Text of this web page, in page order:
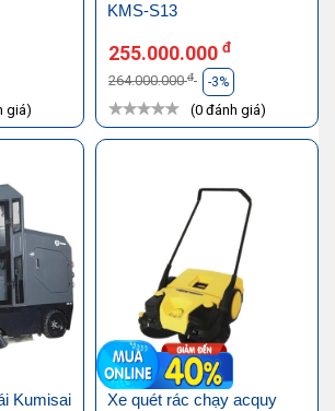
giá)
KMS-S13
255.000.000 đ
264.000.000đ -3%
(0 đánh giá)
Kumisai
Xe quét rác chạy acquy